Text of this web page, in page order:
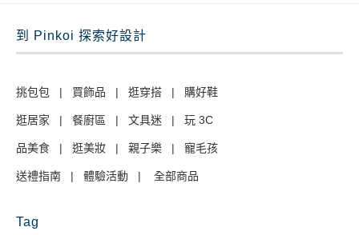
到 Pinkoi 探索好設計
挑包包 | 買飾品 | 逛穿搭 | 購好鞋
逛居家 | 餐廚區 | 文具迷 | 玩 3C
品美食 | 逛美妝 | 親子樂 | 寵毛孩
送禮指南 | 體驗活動 | 全部商品
Tag